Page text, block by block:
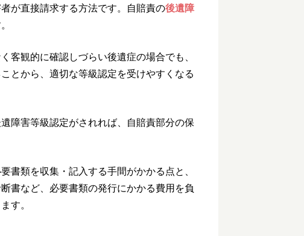
が直接請求する方法です。自賠責の後遺障
客観的に確認しづらい後遺症の場合でも、
とから、適切な等級認定を受けやすくなる
障害等級認定がされれば、自賠責部分の保
書類を収集・記入する手間がかかる点と、
書など、必要書類の発行にかかる費用を負
す。